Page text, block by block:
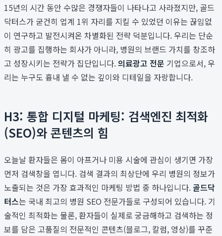
15년의 시간 동안 수많은 경쟁자들이 나타나고 사라졌지만, 골드
닥터스가 굳건히 업계 1위 자리를 지킬 수 있었던 이유는 끊임없
이 연구하고 발전시켜온 차별화된 전략 덕분입니다. 우리는 단순
히 광고를 집행하는 회사가 아니라, 병원의 브랜드 가치를 창조하
고 성장시키는 전략가 집단입니다.의료광고 전문 기업으로서, 우
리는 누구도 흉내 낼 수 없는 깊이와 디테일을 자랑합니다.
H3: 통합 디지털 마케팅: 검색엔진 최적화
(SEO)와 콘텐츠의 힘
오늘날 환자들은 몸이 아프거나 미용 시술에 관심이 생기면 가장
먼저 검색창을 엽니다. 검색 결과의 최상단에 우리 병원의 정보가
노출되는 것은 가장 효과적인 마케팅 방법 중 하나입니다. 골드닥
터스는 국내 최고의 병원 SEO 전문가들로 구성되어 있습니다. 기
술적인 최적화는 물론, 환자들이 실제로 궁금해하고 검색하는 정
보를 담은 고품질의 전문적인 콘텐츠(블로그, 칼럼, 영상)를 꾸준